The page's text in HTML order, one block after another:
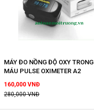
MÁY ĐO NỒNG ĐỘ OXY TRONG
MÁU PULSE OXIMETER A2
160,000 VNĐ
280,000 VNĐ